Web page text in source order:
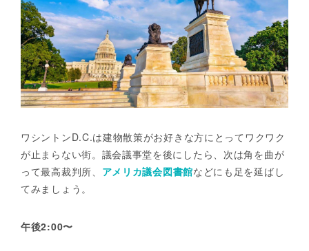
ワシントンD.C.は建物散策がお好きな方にとってワクワク
が止まらない街。議会議事堂を後にしたら、次は角を曲が
って最高裁判所、 アメリカ議会図書館などにも足を延ばし
てみましょう。
午後2:00〜